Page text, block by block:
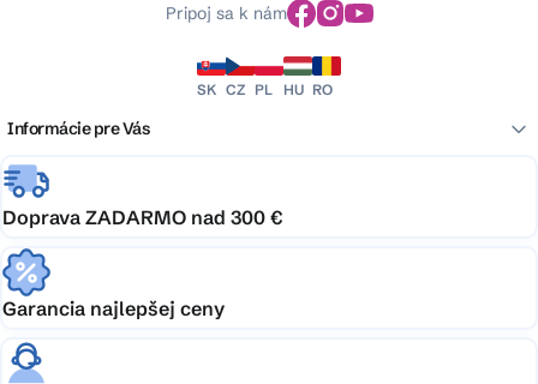
Pripoj sa k nám
SK CZ PL HU RO
Informácie pre Vás
Doprava ZADARMO nad 300 €
Garancia najlepšej ceny